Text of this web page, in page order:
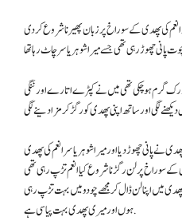
کی پھدی کے سوراخ پر زبان پھیرنا شروع کر دی
رک گرم ہو چکی تھی میں نے کپڑے اتارے اور ننگی
نے پانی چھوڑ دیا اور میرا شوہر یاسر انعم کی پھدی
کے سوراخ پر لن رگڑنا شروع کیا انعم تڑپ رہی تھی
میں اپنا لن ڈال کر مجھے چودو میں بہت تڑپ رہی
ہوں اور میری پھدی بہت پیاسی ہے.